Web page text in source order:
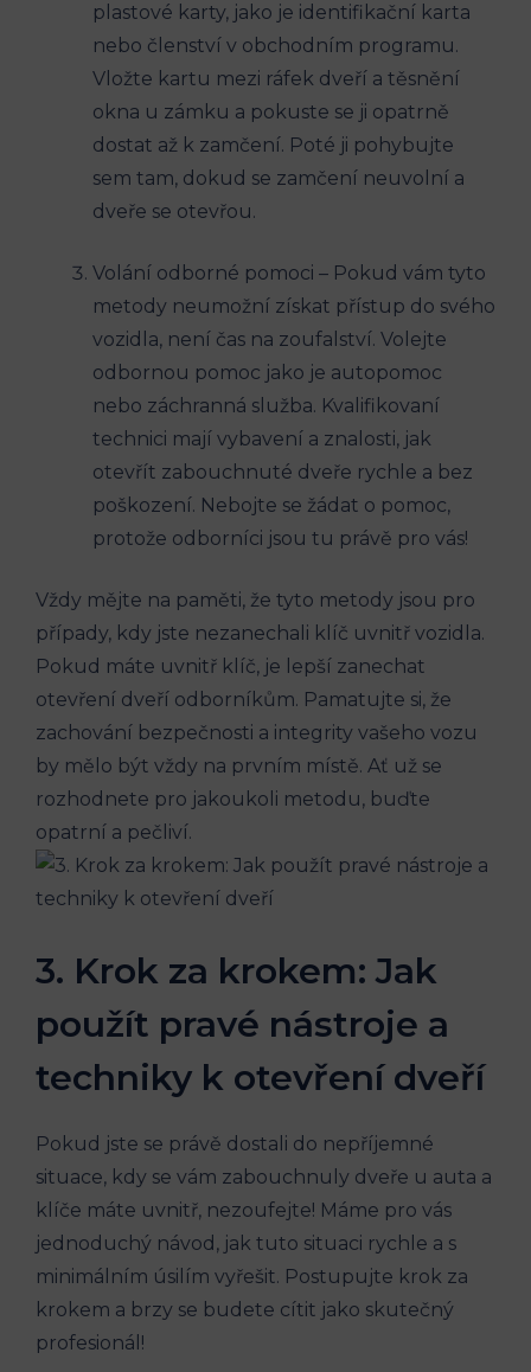
plastové karty, jako je identifikační karta
nebo členství v obchodním programu.
Vložte kartu mezi ráfek dveří a těsnění
okna u zámku a pokuste se ji opatrně
dostat až k zamčení. Poté ji pohybujte
sem tam, dokud se zamčení neuvolní a
dveře se otevřou.
Volání odborné pomoci – Pokud vám tyto
metody neumožní získat přístup do svého
vozidla, není čas na zoufalství. Volejte
odbornou pomoc jako je autopomoc
nebo záchranná služba. Kvalifikovaní
technici mají vybavení a znalosti, jak
otevřít zabouchnuté dveře rychle a bez
poškození. Nebojte se žádat o pomoc,
protože odborníci jsou tu právě pro vás!
Vždy mějte na paměti, že tyto metody jsou pro
případy, kdy jste nezanechali klíč uvnitř vozidla.
Pokud máte uvnitř klíč, je lepší zanechat
otevření dveří odborníkům. Pamatujte si, že
zachování bezpečnosti a integrity vašeho vozu
by mělo být vždy na prvním místě. Ať už se
rozhodnete pro jakoukoli metodu, buďte
opatrní a pečliví.
3. Krok za krokem: Jak
použít pravé nástroje a
techniky k otevření dveří
Pokud jste se právě dostali do nepříjemné
situace, kdy se vám zabouchnuly dveře u auta a
klíče máte uvnitř, nezoufejte! Máme pro vás
jednoduchý návod, jak tuto situaci rychle a s
minimálním úsilím vyřešit. Postupujte krok za
krokem a brzy se budete cítit jako skutečný
profesionál!